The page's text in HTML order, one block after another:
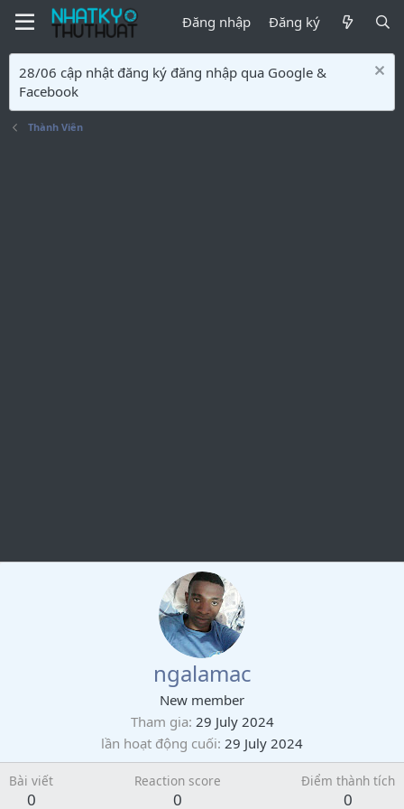
Đăng nhập Đăng ký
28/06 cập nhật đăng ký đăng nhập qua Google &
Facebook
Thành Viên
ngalamac
New member
Tham gia 29 July 2024
lần hoạt động cuối 29 July 2024
Bài viết
0
Reaction score
0
Điểm thành tích
0